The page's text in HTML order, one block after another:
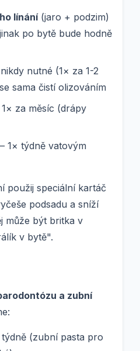
línání(jaro + podzim)
po bytě bude hodně
nutné (1× za 1-2
sama čistí olizováním
za měsíc (drápy
týdně vatovým
použij speciální kartáč
podsadu a sníží
může být britka v
v bytě".
a zubní
(zubní pasta pro